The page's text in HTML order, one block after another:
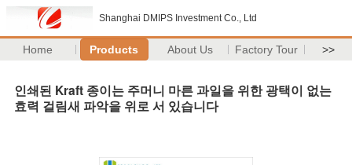
Shanghai DMIPS Investment Co., Ltd
Home Products About Us Factory Tour >>
인쇄된 Kraft 종이는 주머니 마른 과일을 위한 광택이 없는
효력 걸림새 파악을 위로 서 있습니다